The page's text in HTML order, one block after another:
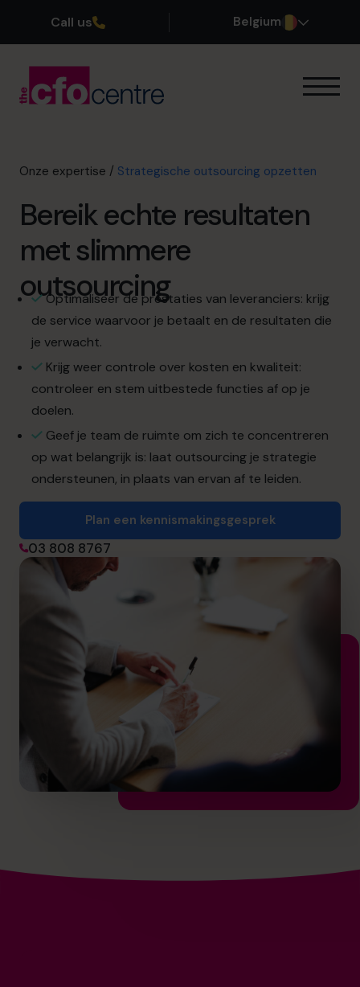
Call us Belgium
Onze CFO’s
Over ons
Word lid van ons team
Plan een kennismakingsgesprek
03 808 8767
info.be@cfocentre.com
Onze expertise / Strategische outsourcing opzetten
Bereik echte resultaten
met slimmere
outsourcing
Optimaliseer de prestaties van leveranciers: krijg
de service waarvoor je betaalt en de resultaten die
je verwacht.
Krijg weer controle over kosten en kwaliteit:
controleer en stem uitbestede functies af op je
doelen.
Geef je team de ruimte om zich te concentreren
op wat belangrijk is: laat outsourcing je strategie
ondersteunen, in plaats van ervan af te leiden.
Plan een kennismakingsgesprek
03 808 8767